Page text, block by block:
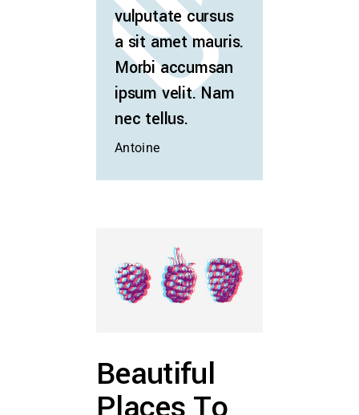
vulputate cursus
a sit amet mauris.
Morbi accumsan
ipsum velit. Nam
nec tellus.
Antoine
Beautiful